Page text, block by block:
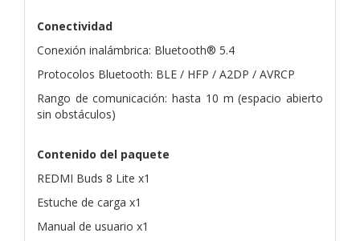
Conectividad
Conexión inalámbrica: Bluetooth® 5.4
Protocolos Bluetooth: BLE / HFP / A2DP / AVRCP
Rango de comunicación: hasta 10 m (espacio abierto
sin obstáculos)
Contenido del paquete
REDMI Buds 8 Lite x1
Estuche de carga x1
Manual de usuario x1